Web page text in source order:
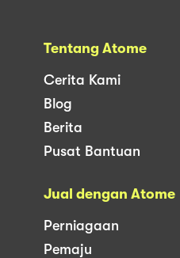
Tentang Atome
Cerita Kami
Blog
Berita
Pusat Bantuan
Jual dengan Atome
Perniagaan
Pemaju